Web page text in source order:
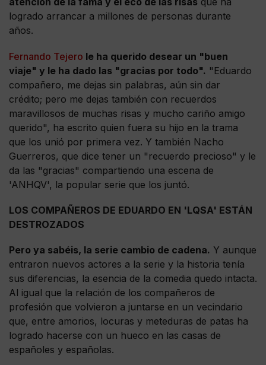
logrado arrancar a millones de personas durante
años.
Fernando Tejero le ha querido desear un "buen
viaje" y le ha dado las "gracias por todo". "Eduardo
compañero, me dejas sin palabras, aún sin dar
crédito; pero me dejas también con recuerdos
maravillosos de muchas risas y mucho cariño amigo
querido", ha escrito quien fuera su hijo en la trama
que los unió por primera vez. Y también Nacho
Guerreros, que dice tener un "recuerdo precioso" y le
da las "gracias" compartiendo una escena de
'ANHQV', la popular serie que los juntó.
LOS COMPAÑEROS DE EDUARDO EN 'LQSA' ESTÁN
DESTROZADOS
Pero ya sabéis, la serie cambio de cadena. Y aunque
entraron nuevos actores a la serie y la historia tenía
sus diferencias, la esencia de la comedia quedo intacta.
Al igual que la relación de los compañeros de
profesión que volvieron a juntarse en un vecindario
que, entre amorios, locuras y meteduras de patas ha
logrado hacerse con un hueco en las casas de
españoles y españolas.